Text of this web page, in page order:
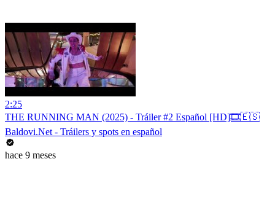
2:25
THE RUNNING MAN (2025) - Tráiler #2 Español [HD]🎞️🇪🇸
Baldovi.Net - Tráilers y spots en español
hace 9 meses